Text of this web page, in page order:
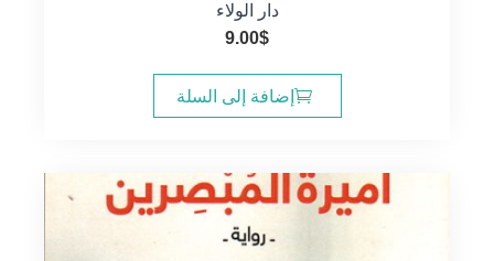
دار الولاء
9.00$
إضافة إلى السلة